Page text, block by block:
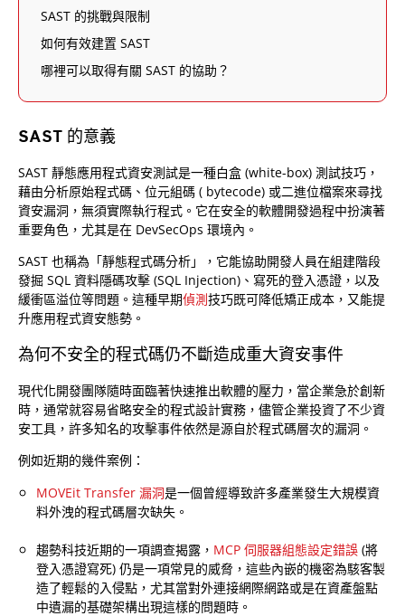
SAST 的挑戰與限制
如何有效建置 SAST
哪裡可以取得有關 SAST 的協助？
SAST 的意義
SAST 靜態應用程式資安測試是一種白盒 (white-box) 測試技巧，
藉由分析原始程式碼、位元組碼 ( bytecode) 或二進位檔案來尋找
資安漏洞，無須實際執行程式。它在安全的軟體開發過程中扮演著
重要角色，尤其是在 DevSecOps 環境內。
SAST 也稱為「靜態程式碼分析」，它能協助開發人員在組建階段
發掘 SQL 資料隱碼攻擊 (SQL Injection)、寫死的登入憑證，以及
緩衝區溢位等問題。這種早期偵測技巧既可降低矯正成本，又能提
升應用程式資安態勢。
為何不安全的程式碼仍不斷造成重大資安事件
現代化開發團隊隨時面臨著快速推出軟體的壓力，當企業急於創新
時，通常就容易省略安全的程式設計實務，儘管企業投資了不少資
安工具，許多知名的攻擊事件依然是源自於程式碼層次的漏洞。
例如近期的幾件案例：
MOVEit Transfer 漏洞是一個曾經導致許多產業發生大規模資
料外洩的程式碼層次缺失。
趨勢科技近期的一項調查揭露， MCP 伺服器組態設定錯誤 (將
登入憑證寫死) 仍是一項常見的威脅，這些內嵌的機密為駭客製
造了輕鬆的入侵點，尤其當對外連接網際網路或是在資產盤點
中遺漏的基礎架構出現這樣的問題時。